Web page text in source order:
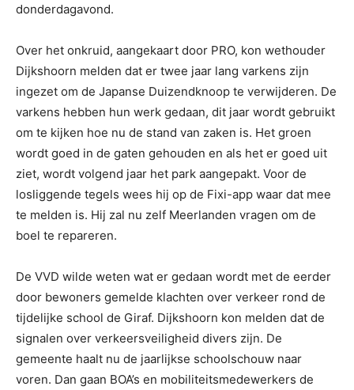
donderdagavond.
Over het onkruid, aangekaart door PRO, kon wethouder
Dijkshoorn melden dat er twee jaar lang varkens zijn
ingezet om de Japanse Duizendknoop te verwijderen. De
varkens hebben hun werk gedaan, dit jaar wordt gebruikt
om te kijken hoe nu de stand van zaken is. Het groen
wordt goed in de gaten gehouden en als het er goed uit
ziet, wordt volgend jaar het park aangepakt. Voor de
losliggende tegels wees hij op de Fixi-app waar dat mee
te melden is. Hij zal nu zelf Meerlanden vragen om de
boel te repareren.
De VVD wilde weten wat er gedaan wordt met de eerder
door bewoners gemelde klachten over verkeer rond de
tijdelijke school de Giraf. Dijkshoorn kon melden dat de
signalen over verkeersveiligheid divers zijn. De
gemeente haalt nu de jaarlijkse schoolschouw naar
voren. Dan gaan BOA’s en mobiliteitsmedewerkers de